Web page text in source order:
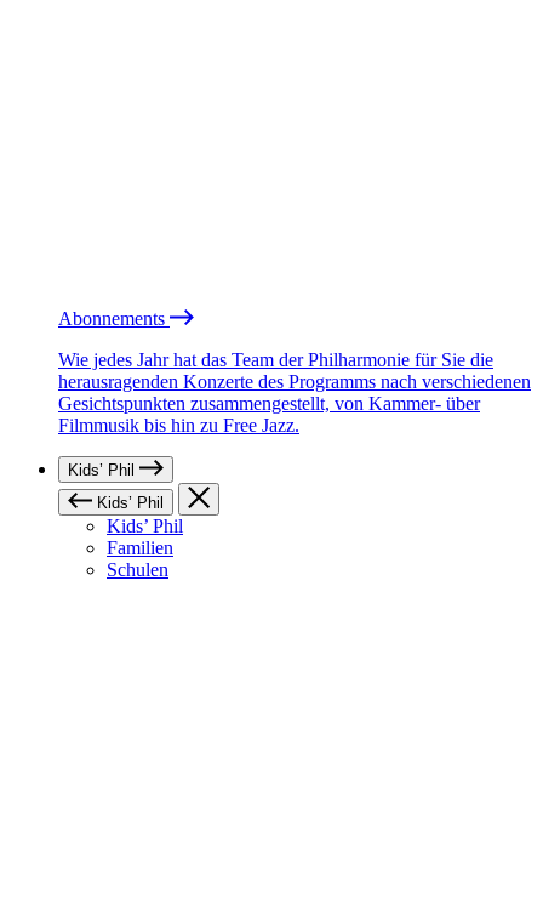
Abonnements
Wie jedes Jahr hat das Team der Philharmonie für Sie die
herausragenden Konzerte des Programms nach verschiedenen
Gesichtspunkten zusammengestellt, von Kammer- über
Filmmusik bis hin zu Free Jazz.
Kids’ Phil
Kids’ Phil
Kids’ Phil
Familien
Schulen